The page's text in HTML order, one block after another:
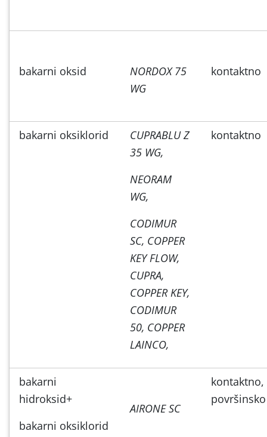
bakarni oksid
NORDOX 75
WG
kontaktno
bakarni oksiklorid
CUPRABLU Z
35 WG,
NEORAM
WG,
CODIMUR
SC, COPPER
KEY FLOW,
CUPRA,
COPPER KEY,
CODIMUR
50, COPPER
LAINCO,
kontaktno
bakarni
hidroksid+
bakarni oksiklorid
AIRONE SC
kontaktno,
površinsko